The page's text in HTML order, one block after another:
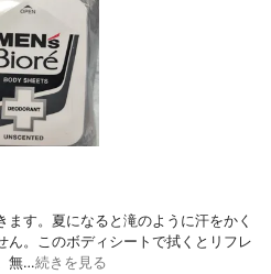
す。夏になると滝のように汗をかく
ん。このボディシートで拭くとリフレ
無…続きを見る